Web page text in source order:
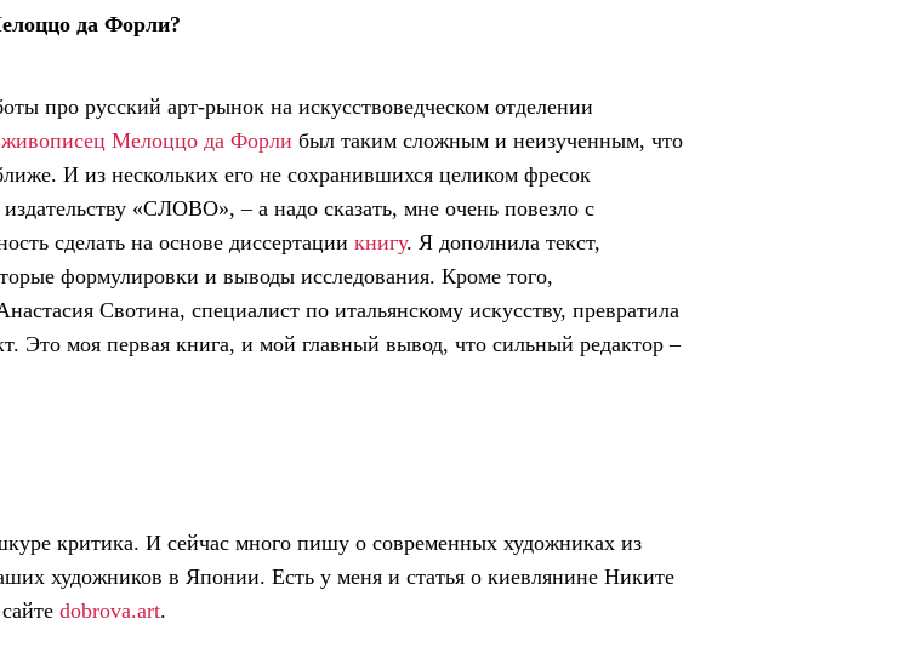
да Форли?
про русский арт-рынок на искусствоведческом отделении
живописец Мелоццо да Форли был таким сложным и неизученным, что
И из нескольких его не сохранившихся целиком фресок
«СЛОВО», – а надо сказать, мне очень повезло с
сделать на основе диссертации книгу. Я дополнила текст,
формулировки и выводы исследования. Кроме того,
Свотина, специалист по итальянскому искусству, превратила
Это моя первая книга, и мой главный вывод, что сильный редактор –
критика. И сейчас много пишу о современных художниках из
художников в Японии. Есть у меня и статья о киевлянине Никите
dobrova.art.